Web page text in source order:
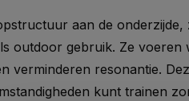
aan de
outdoor gebruik. Ze voeren
verminderen resonantie.
kunt trainen